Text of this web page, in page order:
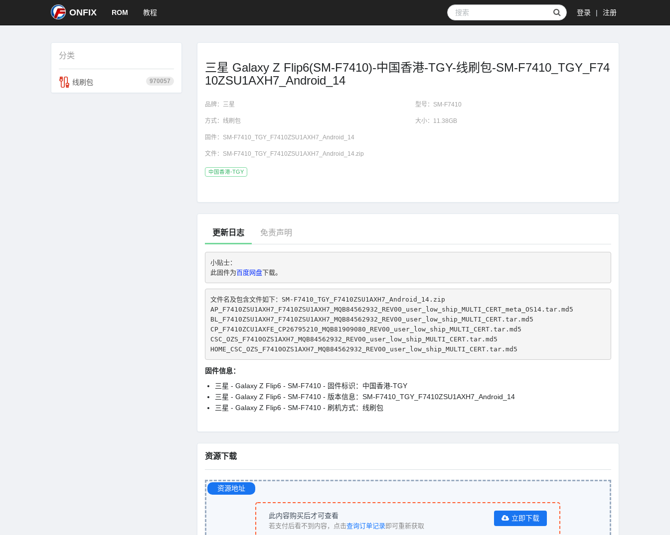
ONFIX ROM 教程 登录 | 注册
分类
970057
线刷包
三星 Galaxy Z Flip6(SM-F7410)-中国香港-TGY-线刷包-SM-F7410_TGY_F74
10ZSU1AXH7_Android_14
品牌： 三星 型号： SM-F7410
方式： 线刷包 大小： 11.38GB
固件： SM-F7410_TGY_F7410ZSU1AXH7_Android_14
文件： SM-F7410_TGY_F7410ZSU1AXH7_Android_14.zip
中国香港-TGY
更新日志 免责声明
小贴士：
此固件为百度网盘下载。
文件名及包含文件如下：SM-F7410_TGY_F7410ZSU1AXH7_Android_14.zip
AP_F7410ZSU1AXH7_F7410ZSU1AXH7_MQB84562932_REV00_user_low_ship_MULTI_CERT_meta_OS14.tar.md5
BL_F7410ZSU1AXH7_F7410ZSU1AXH7_MQB84562932_REV00_user_low_ship_MULTI_CERT.tar.md5
CP_F7410ZCU1AXFE_CP26795210_MQB81909080_REV00_user_low_ship_MULTI_CERT.tar.md5
CSC_OZS_F7410OZS1AXH7_MQB84562932_REV00_user_low_ship_MULTI_CERT.tar.md5
HOME_CSC_OZS_F7410OZS1AXH7_MQB84562932_REV00_user_low_ship_MULTI_CERT.tar.md5
固件信息：
三星 - Galaxy Z Flip6 - SM-F7410 - 固件标识：中国香港-TGY
三星 - Galaxy Z Flip6 - SM-F7410 - 版本信息：SM-F7410_TGY_F7410ZSU1AXH7_Android_14
三星 - Galaxy Z Flip6 - SM-F7410 - 刷机方式：线刷包
资源下载
资源地址
此内容购买后才可查看
若支付后看不到内容，点击查询订单记录即可重新获取
立即下载